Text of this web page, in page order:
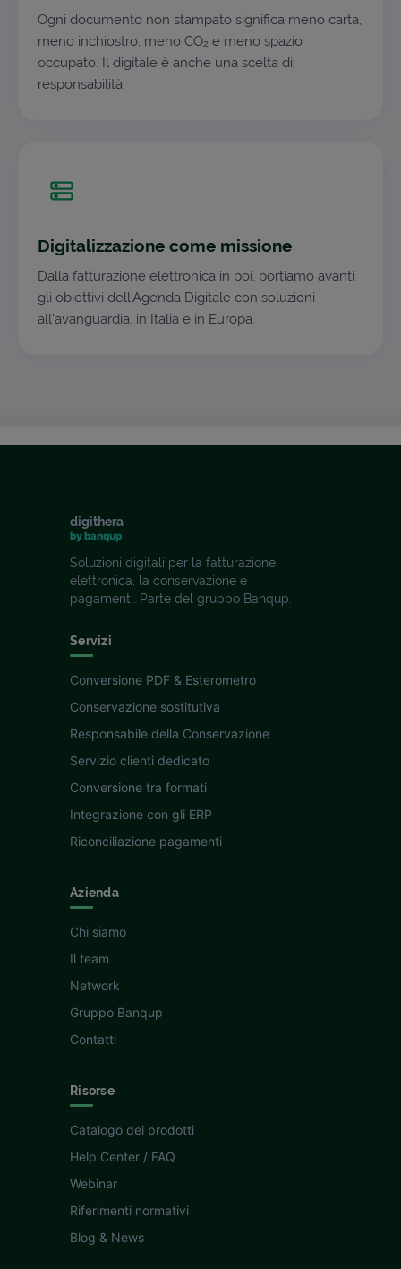
Ogni documento non stampato significa meno carta,
meno inchiostro, meno CO₂ e meno spazio
occupato. Il digitale è anche una scelta di
responsabilità.
Digitalizzazione come missione
Dalla fatturazione elettronica in poi, portiamo avanti
gli obiettivi dell'Agenda Digitale con soluzioni
all'avanguardia, in Italia e in Europa.
digithera
by banqup
Soluzioni digitali per la fatturazione
elettronica, la conservazione e i
pagamenti. Parte del gruppo Banqup.
Servizi
Conversione PDF & Esterometro
Conservazione sostitutiva
Responsabile della Conservazione
Servizio clienti dedicato
Conversione tra formati
Integrazione con gli ERP
Riconciliazione pagamenti
Azienda
Chi siamo
Il team
Network
Gruppo Banqup
Contatti
Risorse
Catalogo dei prodotti
Help Center / FAQ
Webinar
Riferimenti normativi
Blog & News